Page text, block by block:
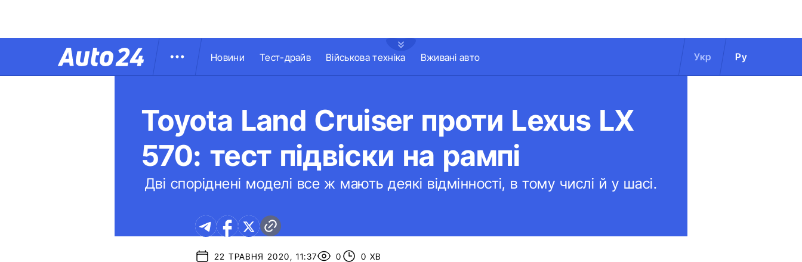
Новини Тест-драйв Військова техніка Вживані авто Укр Ру
Toyota Land Cruiser проти Lexus LX
570: тест підвіски на рампі
Дві споріднені моделі все ж мають деякі відмінності, в тому числі й у шасі.
22 ТРАВНЯ 2020, 11:37 0 0 ХВ